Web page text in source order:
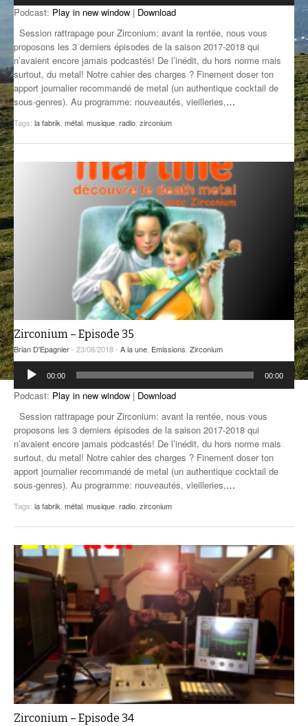
GROOVE N SUN
IL ÉTAIT UNE FOIS
L’ASTUCE DE LA PORTE EN BOIS
LA FABRIK POÉTIK
LA MINUTE LITTÉRAIRE
MUSIQUE DES ANTIPODES
NOS ANCIENS
THEME FORCE
ZIRCONIUM
PLUS DE MIX
Podcast: Play in new window | Download
Session rattrapage pour Zirconium: avant la rentée, nous vous
proposons les 3 derniers épisodes de la saison 2017-2018 qui
n’avaient encore jamais podcastés! De l’inédit, du hors norme mais
surtout, du metal! Notre cahier des charges ? Finement doser ton
apport journalier recommandé de metal (un authentique cocktail de
sous-genres). Au programme: nouveautés, vieilleries,…
Tags: la fabrik métal musique radio zirconium
Zirconium – Episode 35
Brian D'Epagnier- 23/08/2018 - A la une Emissions Zirconium
Lecteur
audio
00:00 00:00
Podcast: Play in new window | Download
Session rattrapage pour Zirconium: avant la rentée, nous vous
proposons les 3 derniers épisodes de la saison 2017-2018 qui
n’avaient encore jamais podcastés! De l’inédit, du hors norme mais
surtout, du metal! Notre cahier des charges ? Finement doser ton
apport journalier recommandé de metal (un authentique cocktail de
sous-genres). Au programme: nouveautés, vieilleries,…
Tags: la fabrik métal musique radio zirconium
Zirconium – Episode 34